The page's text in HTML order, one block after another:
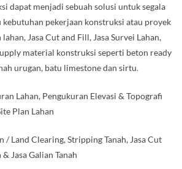
dapat menjadi sebuah solusi untuk segala
kebutuhan pekerjaan konstruksi atau proyek
Jasa Cut and Fill, Jasa Survei Lahan,
material konstruksi seperti beton ready
urugan, batu limestone dan sirtu.
Lahan, Pengukuran Elevasi & Topografi
Plan Lahan
/ Land Clearing, Stripping Tanah, Jasa Cut
Jasa Galian Tanah